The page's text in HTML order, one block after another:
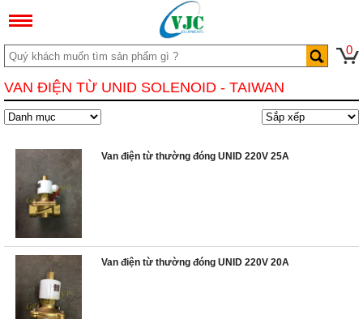
0
VAN ĐIỆN TỪ UNID SOLENOID - TAIWAN
Van điện từ thường đóng UNID 220V 25A
Van điện từ thường đóng UNID 220V 20A